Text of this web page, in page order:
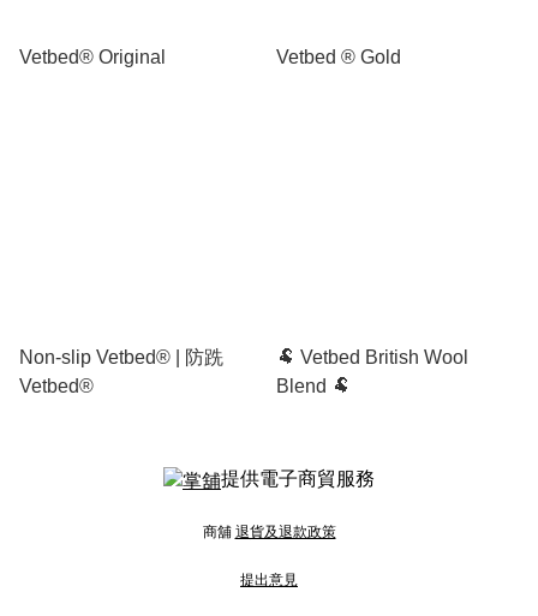
Vetbed® Original Vetbed ® Gold
Non-slip Vetbed® | 防跣
Vetbed®
🐏 Vetbed British Wool
Blend 🐏
提供電子商貿服務
商舖 退貨及退款政策
提出意見